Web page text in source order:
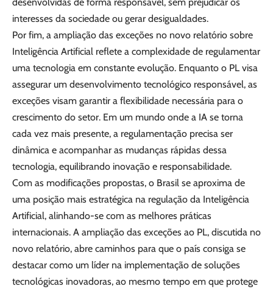
interesses da sociedade ou gerar desigualdades.
Por fim, a ampliação das exceções no novo relatório sobre
Inteligência Artificial reflete a complexidade de regulamentar
uma tecnologia em constante evolução. Enquanto o PL visa
assegurar um desenvolvimento tecnológico responsável, as
exceções visam garantir a flexibilidade necessária para o
crescimento do setor. Em um mundo onde a IA se torna
cada vez mais presente, a regulamentação precisa ser
dinâmica e acompanhar as mudanças rápidas dessa
tecnologia, equilibrando inovação e responsabilidade.
Com as modificações propostas, o Brasil se aproxima de
uma posição mais estratégica na regulação da Inteligência
Artificial, alinhando-se com as melhores práticas
internacionais. A ampliação das exceções ao PL, discutida no
novo relatório, abre caminhos para que o país consiga se
destacar como um líder na implementação de soluções
tecnológicas inovadoras, ao mesmo tempo em que protege